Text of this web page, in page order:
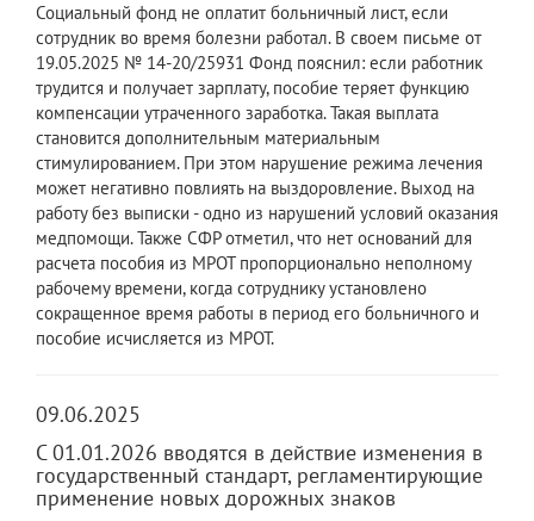
Социальный фонд не оплатит больничный лист, если
сотрудник во время болезни работал. В своем письме от
19.05.2025 № 14-20/25931 Фонд пояснил: если работник
трудится и получает зарплату, пособие теряет функцию
компенсации утраченного заработка. Такая выплата
становится дополнительным материальным
стимулированием. При этом нарушение режима лечения
может негативно повлиять на выздоровление. Выход на
работу без выписки - одно из нарушений условий оказания
медпомощи. Также СФР отметил, что нет оснований для
расчета пособия из МРОТ пропорционально неполному
рабочему времени, когда сотруднику установлено
сокращенное время работы в период его больничного и
пособие исчисляется из МРОТ.
09.06.2025
С 01.01.2026 вводятся в действие изменения в
государственный стандарт, регламентирующие
применение новых дорожных знаков